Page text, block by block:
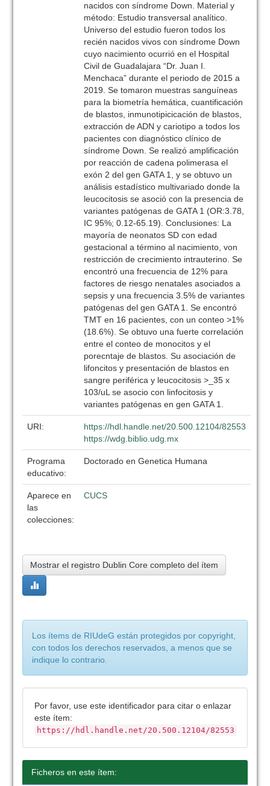
nacidos con síndrome Down. Material y
método: Estudio transversal analítico.
Universo del estudio fueron todos los
recién nacidos vivos con síndrome Down
cuyo nacimiento ocurrió en el Hospital
Civil de Guadalajara “Dr. Juan I.
Menchaca” durante el periodo de 2015 a
2019. Se tomaron muestras sanguíneas
para la biometría hemática, cuantificación
de blastos, inmunotipicicación de blastos,
extracción de ADN y cariotipo a todos los
pacientes con diagnóstico clínico de
síndrome Down. Se realizó amplificación
por reacción de cadena polimerasa el
exón 2 del gen GATA 1, y se obtuvo un
análisis estadístico multivariado donde la
leucocitosis se asoció con la presencia de
variantes patógenas de GATA 1 (OR:3.78,
IC 95%; 0.12-65.19). Conclusiones: La
mayoría de neonatos SD con edad
gestacional a término al nacimiento, von
restricción de crecimiento intrauterino. Se
encontró una frecuencia de 12% para
factores de riesgo nenatales asociados a
sepsis y una frecuencia 3.5% de variantes
patógenas del gen GATA 1. Se encontró
TMT en 16 pacientes, con un conteo >1%
(18.6%). Se obtuvo una fuerte correlación
entre el conteo de monocitos y el
porecntaje de blastos. Su asociación de
lifoncitos y presentación de blastos en
sangre periférica y leucocitosis >_35 x
103/uL se asocio con linfocitosis y
variantes patógenas en gen GATA 1.
URI:
https://hdl.handle.net/20.500.12104/82553
https://wdg.biblio.udg.mx
Programa
educativo:
Doctorado en Genetica Humana
Aparece en
las
colecciones:
CUCS
Mostrar el registro Dublin Core completo del ítem
Los ítems de RIUdeG están protegidos por copyright,
con todos los derechos reservados, a menos que se
indique lo contrario.
Por favor, use este identificador para citar o enlazar
este ítem:
https://hdl.handle.net/20.500.12104/82553
Ficheros en este ítem: